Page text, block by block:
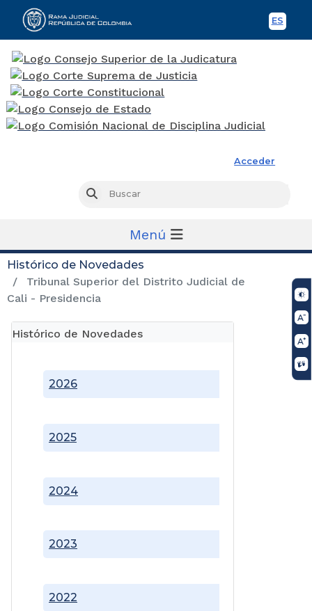
ES
Acceder
Buscar
Menú
Histórico de Novedades
Tribunal Superior del Distrito Judicial de
Cali - Presidencia
Histórico de Novedades
2022
2023
2024
2025
2026